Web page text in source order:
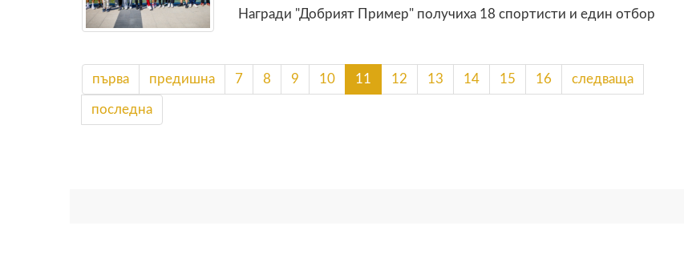
Награди "Добрият Пример" получиха 18 спортисти и един отбор
първа предишна 7 8 9 10 11 12 13 14 15 16 следваща
последна